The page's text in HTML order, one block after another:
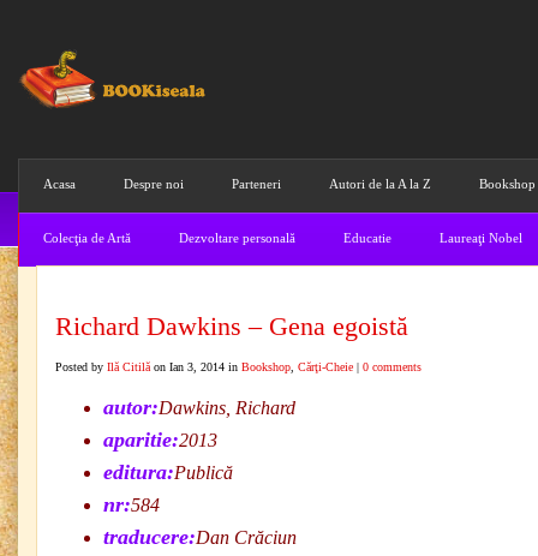
Acasa Despre noi Parteneri Autori de la A la Z Bookshop
Colecţia de Artă Dezvoltare personală Educatie Laureaţi Nobel
Richard Dawkins – Gena egoistă
Posted by Ilă Citilă on Ian 3, 2014 in Bookshop Cărţi-Cheie | 0 comments
autor:Dawkins, Richard
aparitie:2013
editura:Publică
nr:584
traducere:Dan Crăciun